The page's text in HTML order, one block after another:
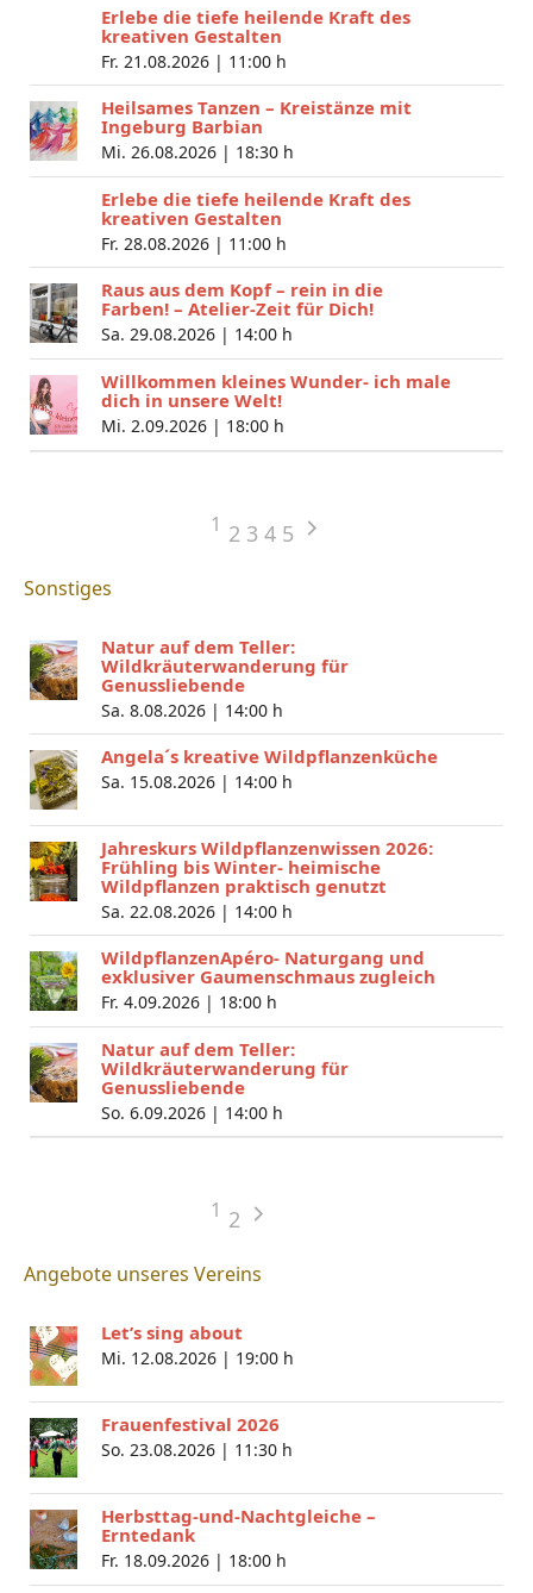
Erlebe die tiefe heilende Kraft des
kreativen Gestalten
Fr. 21.08.2026 | 11:00 h
Heilsames Tanzen – Kreistänze mit
Ingeburg Barbian
Mi. 26.08.2026 | 18:30 h
Erlebe die tiefe heilende Kraft des
kreativen Gestalten
Fr. 28.08.2026 | 11:00 h
Raus aus dem Kopf – rein in die
Farben! – Atelier-Zeit für Dich!
Sa. 29.08.2026 | 14:00 h
Willkommen kleines Wunder- ich male
dich in unsere Welt!
Mi. 2.09.2026 | 18:00 h
1 2 3 4 5
Sonstiges
Natur auf dem Teller:
Wildkräuterwanderung für
Genussliebende
Sa. 8.08.2026 | 14:00 h
Angela´s kreative Wildpflanzenküche
Sa. 15.08.2026 | 14:00 h
Jahreskurs Wildpflanzenwissen 2026:
Frühling bis Winter- heimische
Wildpflanzen praktisch genutzt
Sa. 22.08.2026 | 14:00 h
WildpflanzenApéro- Naturgang und
exklusiver Gaumenschmaus zugleich
Fr. 4.09.2026 | 18:00 h
Natur auf dem Teller:
Wildkräuterwanderung für
Genussliebende
So. 6.09.2026 | 14:00 h
1 2
Angebote unseres Vereins
Let’s sing about
Mi. 12.08.2026 | 19:00 h
Frauenfestival 2026
So. 23.08.2026 | 11:30 h
Herbsttag-und-Nachtgleiche –
Erntedank
Fr. 18.09.2026 | 18:00 h